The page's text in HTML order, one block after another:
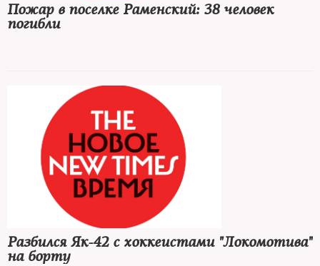
Пожар в поселке Раменский: 38 человек
погибли
Разбился Як-42 с хоккеистами "Локомотива"
на борту